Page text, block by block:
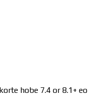
hobe 7.4 or 8.1+ eo